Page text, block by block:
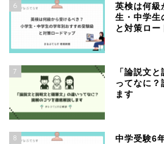
6
英検は何級
生・中学生
と対策ロー
7
「論説文
ってなに？
ます
8
中学受験6